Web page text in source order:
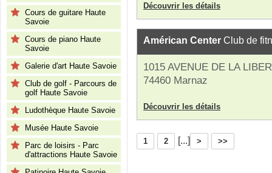
Cours de guitare Haute
Savoie
Cours de piano Haute
Savoie
Galerie d'art Haute Savoie
Club de golf - Parcours de
golf Haute Savoie
Ludothèque Haute Savoie
Musée Haute Savoie
Parc de loisirs - Parc
d'attractions Haute Savoie
Découvrir les détails
Américan Center Club de
1015 AVENUE DE LA
74460 Marnaz
Découvrir les détails
1 2 [...] > >>